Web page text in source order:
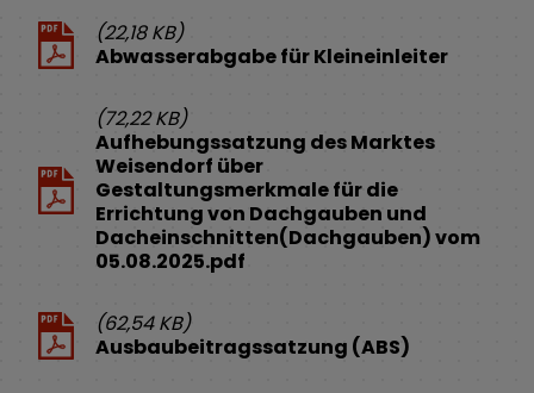
(22,18 KB)
Abwasserabgabe für Kleineinleiter
(72,22 KB)
Aufhebungssatzung des Marktes
Weisendorf über
Gestaltungsmerkmale für die
Errichtung von Dachgauben und
Dacheinschnitten(Dachgauben) vom
05.08.2025.pdf
(62,54 KB)
Ausbaubeitragssatzung (ABS)